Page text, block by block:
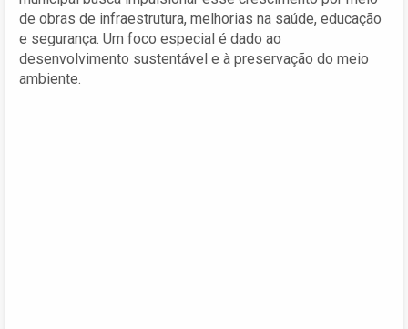
de obras de infraestrutura, melhorias na saúde, educação
e segurança. Um foco especial é dado ao
desenvolvimento sustentável e à preservação do meio
ambiente.